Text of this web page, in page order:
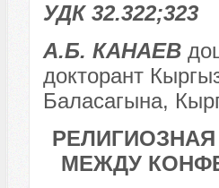
УДК 32.322;323
А.Б. КАНАЕВ
докторант
Баласагына,
МЕЖДУ